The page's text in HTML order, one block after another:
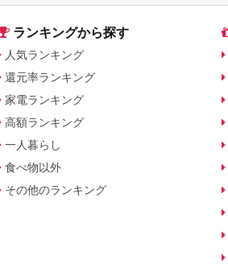
ランキングから探す
人気ランキング
還元率ランキング
家電ランキング
高額ランキング
一人暮らし
食べ物以外
その他のランキング